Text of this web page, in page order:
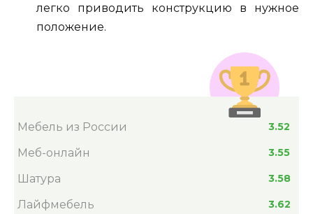
легко приводить конструкцию в нужное
положение.
Мебель из России 3.52
Меб-онлайн 3.55
Шатура 3.58
Лайфмебель 3.62